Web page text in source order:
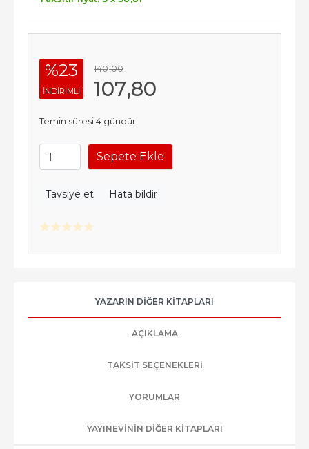
%23
INDIRIMLI
140,00
107,80
Temin süresi 4 gündür.
Sepete Ekle
Tavsiye et Hata bildir
YAZARIN DIĞER KITAPLARI
AÇIKLAMA
TAKSIT SEÇENEKLERI
YORUMLAR
YAYINEVININ DIĞER KITAPLARI